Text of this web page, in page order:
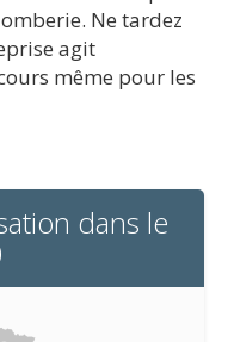
Ne tardez
agit
même pour les
dans le